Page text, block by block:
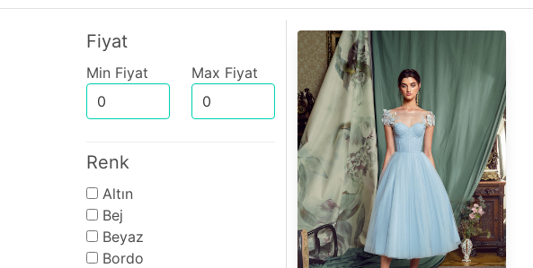
Fiyat
Min Fiyat Max Fiyat
Renk
Altın
Bej
Beyaz
Bordo